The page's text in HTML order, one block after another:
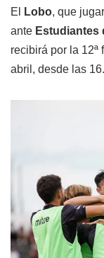
El Lobo, que
ante Estudiantes
recibirá por la 12ª
abril, desde las 16.